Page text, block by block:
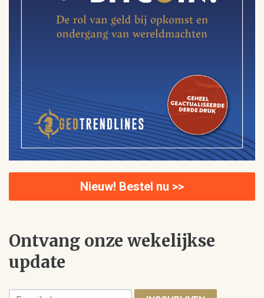
Nieuw! Bestel nu >>
Ontvang onze wekelijkse
update